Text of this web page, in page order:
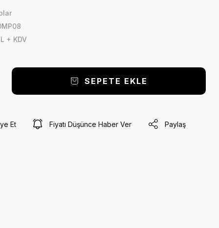
+ KDV
SEPETE EKLE
Et Fiyatı Düşünce Haber Ver Paylaş